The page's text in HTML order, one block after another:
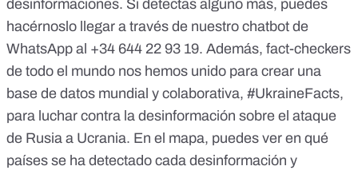
desinformaciones. Si detectas alguno más, puedes
hacérnoslo llegar a través de nuestro chatbot de
WhatsApp al +34 644 22 93 19. Además, fact-checkers
de todo el mundo nos hemos unido para crear una
base de datos mundial y colaborativa, #UkraineFacts,
para luchar contra la desinformación sobre el ataque
de Rusia a Ucrania. En el mapa, puedes ver en qué
países se ha detectado cada desinformación y